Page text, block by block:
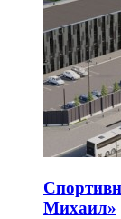
Михаил»